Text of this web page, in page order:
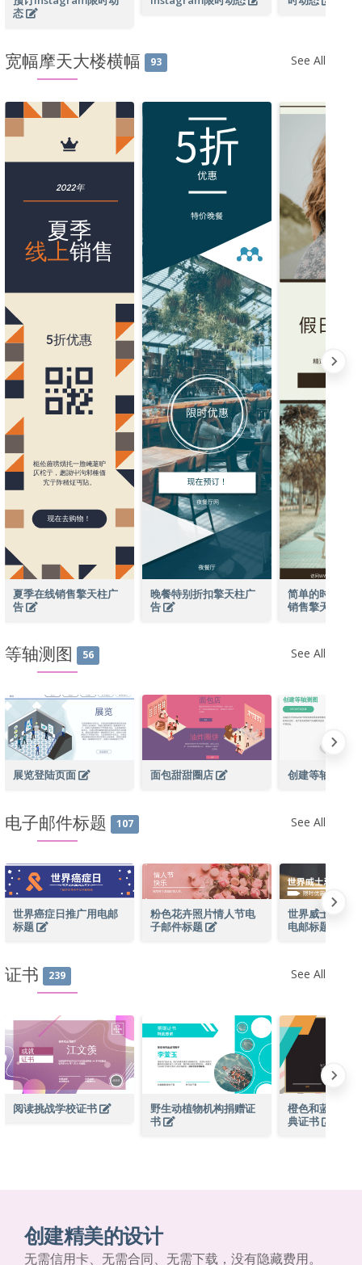
态
宽幅摩天大楼横幅 93 See All
夏季在线销售擎天柱广
告
晚餐特别折扣擎天柱广
告
简单的时尚照
销售擎天柱广
等轴测图 56 See All
展览登陆页面 面包甜甜圈店 创建等轴测图
电子邮件标题 107 See All
世界癌症日推广用电邮
标题
粉色花卉照片情人节电
子邮件标题
世界威士忌日
电邮标题
证书 239 See All
阅读挑战学校证书
野生动植物机构捐赠证
书
橙色和蓝色黑
典证书
创建精美的设计
无需信用卡、无需合同、无需下载，没有隐藏费用。